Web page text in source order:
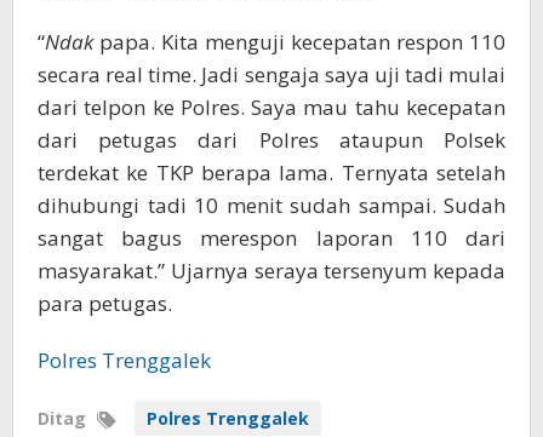
“Ndakpapa. Kita menguji kecepatan respon 110
secara real time. Jadi sengaja saya uji tadi mulai
dari telpon ke Polres. Saya mau tahu kecepatan
dari petugas dari Polres ataupun Polsek
terdekat ke TKP berapa lama. Ternyata setelah
dihubungi tadi 10 menit sudah sampai. Sudah
sangat bagus merespon laporan 110 dari
masyarakat.” Ujarnya seraya tersenyum kepada
para petugas.
Polres Trenggalek
Ditag Polres Trenggalek